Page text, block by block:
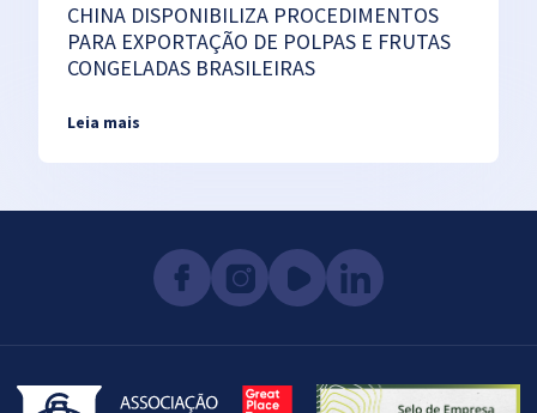
CHINA DISPONIBILIZA PROCEDIMENTOS
PARA EXPORTAÇÃO DE POLPAS E FRUTAS
CONGELADAS BRASILEIRAS
Leia mais